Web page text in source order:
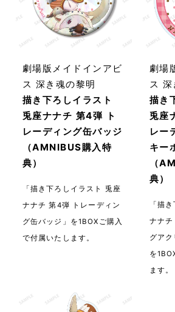
描き下ろしイラスト
兎座ナナチ 第4弾 ト
レーディング缶バッジ
（AMNIBUS購入特
典）
劇場版メイドインアビ
ス 深き魂の黎明
「描き下ろしイラスト 兎座
ナナチ 第4弾 トレーディン
グ缶バッジ」を1BOXご購入
で付属いたします。
描き
兎座
レー
キー
（
典）
劇場
ス 深
「描
ナナ
グアク
を
ます。